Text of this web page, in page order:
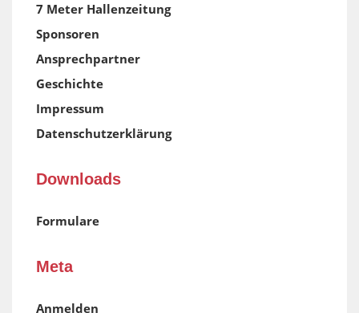
7 Meter Hallenzeitung
Sponsoren
Ansprechpartner
Geschichte
Impressum
Datenschutzerklärung
Downloads
Formulare
Meta
Anmelden